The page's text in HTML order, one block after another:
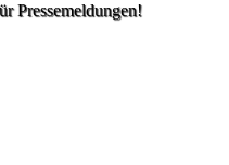
Pressemeldungen!